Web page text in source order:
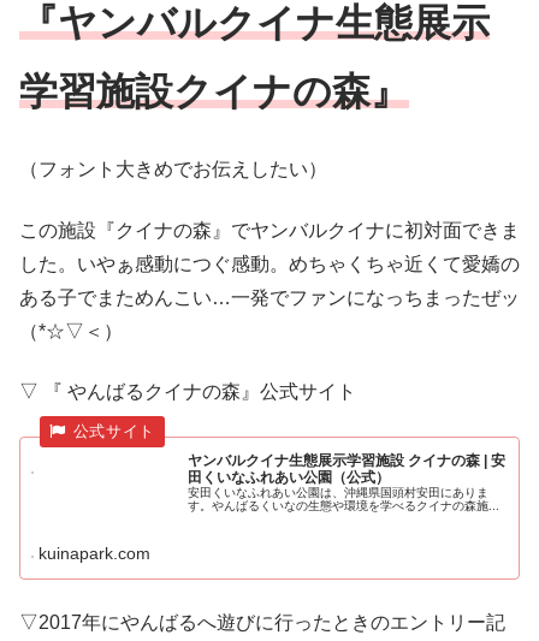
『ヤンバルクイナ生態展示
学習施設クイナの森』
（フォント大きめでお伝えしたい）
この施設『クイナの森』でヤンバルクイナに初対面できま
した。いやぁ感動につぐ感動。めちゃくちゃ近くて愛嬌の
ある子でまためんこい…一発でファンになっちまったぜッ
（*☆▽＜）
▽ 『 やんばるクイナの森』公式サイト
ヤンバルクイナ生態展示学習施設 クイナの森 | 安
田くいなふれあい公園（公式）
安田くいなふれあい公園は、沖縄県国頭村安田にありま
す。やんばるくいなの生態や環境を学べるクイナの森施...
kuinapark.com
▽2017年にやんばるへ遊びに行ったときのエントリー記